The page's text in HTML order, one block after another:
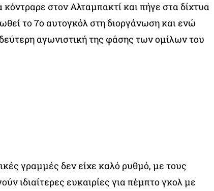
στον Αλταμπακτί και πήγε στα δίχτυα
το 7ο αυτογκόλ στη διοργάνωση και ενώ
αγωνιστική της φάσης των ομίλων του
γραμμές δεν είχε καλό ρυθμό, με τους
ιδιαίτερες ευκαιρίες για πέμπτο γκολ με